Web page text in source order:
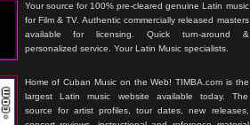
Your source for 100% pre-cleared genuine Latin music
for Film & TV. Authentic commercially released masters
available for licensing. Quick turn-around &
personalized service. Your Latin Music specialists.
Home of Cuban Music on the Web! TIMBA.com is the
largest Latin music website available today. The
source for artist profiles, tour dates, new releases,